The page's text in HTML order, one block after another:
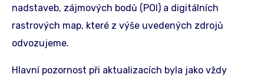
nadstaveb, zájmových bodů (POI) a digitálních
rastrových map, které z výše uvedených zdrojů
odvozujeme.
Hlavní pozornost při aktualizacích byla jako vždy